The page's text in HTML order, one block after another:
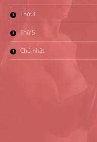
Thứ 3
Thứ 5
Chủ nhật